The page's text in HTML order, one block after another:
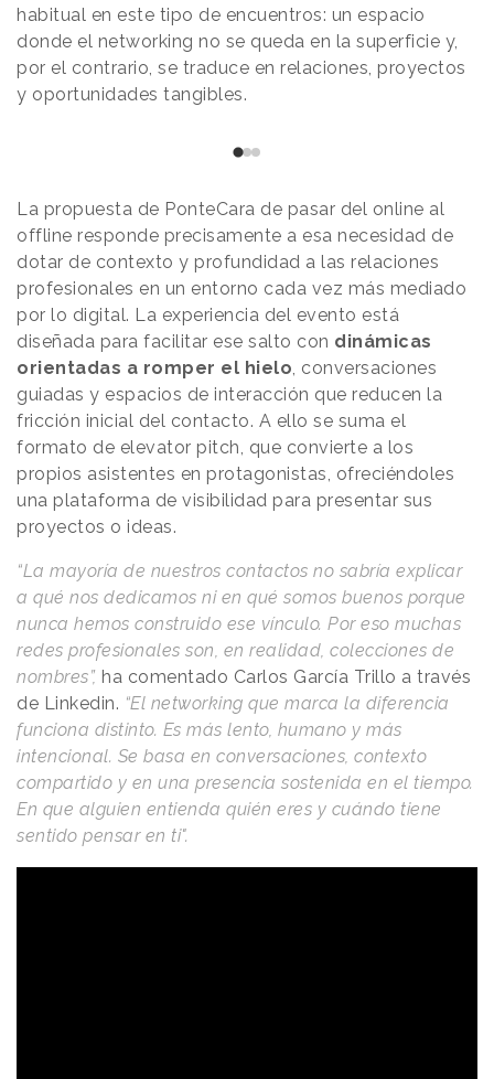
habitual en este tipo de encuentros: un espacio
donde el networking no se queda en la superficie y,
por el contrario, se traduce en relaciones, proyectos
y oportunidades tangibles.
La propuesta de PonteCara de pasar del online al
offline responde precisamente a esa necesidad de
dotar de contexto y profundidad a las relaciones
profesionales en un entorno cada vez más mediado
por lo digital. La experiencia del evento está
diseñada para facilitar ese salto con dinámicas
orientadas a romper el hielo, conversaciones
guiadas y espacios de interacción que reducen la
fricción inicial del contacto. A ello se suma el
formato de elevator pitch, que convierte a los
propios asistentes en protagonistas, ofreciéndoles
una plataforma de visibilidad para presentar sus
proyectos o ideas.
“La mayoría de nuestros contactos no sabría explicar
a qué nos dedicamos ni en qué somos buenos porque
nunca hemos construido ese vínculo. Por eso muchas
redes profesionales son, en realidad, colecciones de
nombres”, ha comentado Carlos García Trillo a través
de Linkedin. “El networking que marca la diferencia
funciona distinto. Es más lento, humano y más
intencional. Se basa en conversaciones, contexto
compartido y en una presencia sostenida en el tiempo.
En que alguien entienda quién eres y cuándo tiene
sentido pensar en ti".